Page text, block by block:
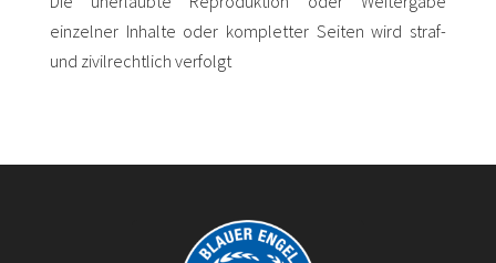
einzelner Inhalte oder kompletter Seiten wird straf-
und zivilrechtlich verfolgt